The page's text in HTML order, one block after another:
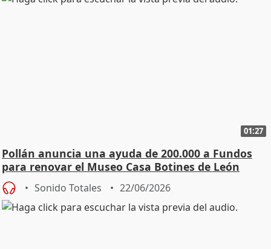
01:27
Pollán anuncia una ayuda de 200.000 a Fundos
para renovar el Museo Casa Botines de León
Sonido Totales 22/06/2026